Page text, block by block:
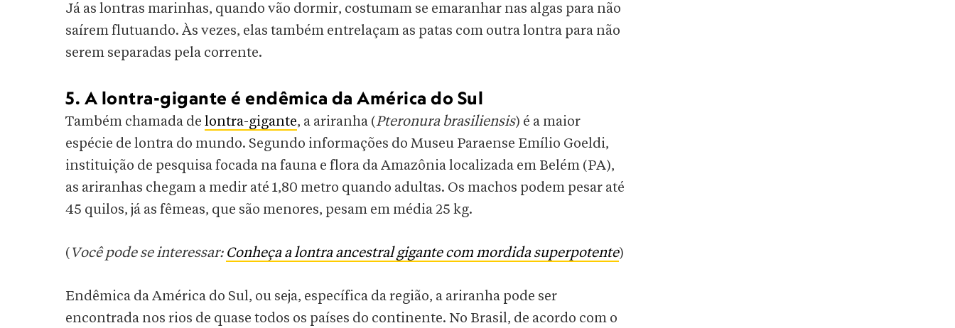
Já as lontras marinhas, quando vão dormir, costumam se emaranhar nas algas para não
saírem flutuando. Às vezes, elas também entrelaçam as patas com outra lontra para não
serem separadas pela corrente.
5. A lontra-gigante é endêmica da América do Sul
Também chamada de lontra-gigante, a ariranha (Pteronura brasiliensis) é a maior
espécie de lontra do mundo. Segundo informações do Museu Paraense Emílio Goeldi,
instituição de pesquisa focada na fauna e flora da Amazônia localizada em Belém (PA),
as ariranhas chegam a medir até 1,80 metro quando adultas. Os machos podem pesar até
45 quilos, já as fêmeas, que são menores, pesam em média 25 kg.
( Você pode se interessar: Conheça a lontra ancestral gigante com mordida superpotente)
Endêmica da América do Sul, ou seja, específica da região, a ariranha pode ser
encontrada nos rios de quase todos os países do continente. No Brasil, de acordo com o